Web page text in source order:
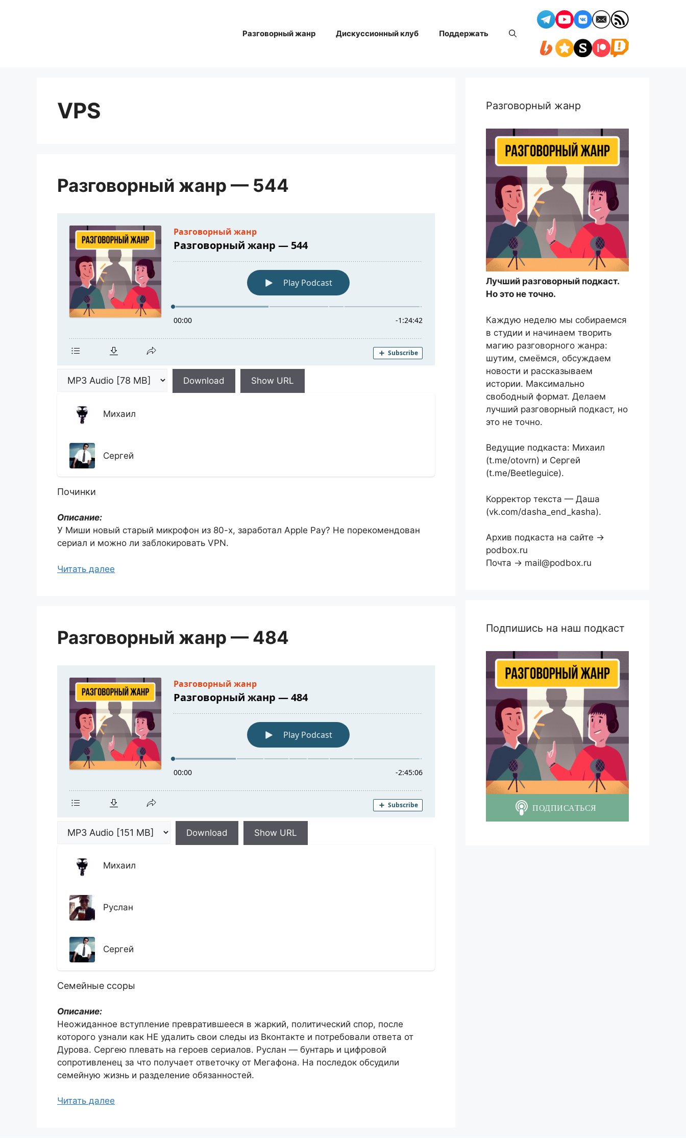
Разговорный жанр Дискуссионный клуб Поддержать
VPS
Разговорный жанр — 544
Download Show URL
Михаил
Сергей
Починки
Описание:
У Миши новый старый микрофон из 80-х, заработал Apple Pay? Не порекомендован
сериал и можно ли заблокировать VPN.
Читать далее
Разговорный жанр — 484
Download Show URL
Михаил
Руслан
Сергей
Семейные ссоры
Описание:
Неожиданное вступление превратившееся в жаркий, политический спор, после
которого узнали как НЕ удалить свои следы из Вконтакте и потребовали ответа от
Дурова. Сергею плевать на героев сериалов. Руслан — бунтарь и цифровой
сопротивленец за что получает ответочку от Мегафона. На последок обсудили
семейную жизнь и разделение обязанностей.
Читать далее
Разговорный жанр
Лучший разговорный подкаст.
Но это не точно.
Каждую неделю мы собираемся
в студии и начинаем творить
магию разговорного жанра:
шутим, смеёмся, обсуждаем
новости и рассказываем
истории. Максимально
свободный формат. Делаем
лучший разговорный подкаст, но
это не точно.
Ведущие подкаста: Михаил
(t.me/otovrn) и Сергей
(t.me/Beetleguice).
Корректор текста — Даша
(vk.com/dasha_end_kasha).
Архив подкаста на сайте →
podbox.ru
Почта → mail@podbox.ru
Подпишись на наш подкаст